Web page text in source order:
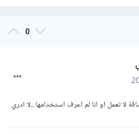
0
لا تعمل او انا لم اعرف استخدامها ..لا ادري